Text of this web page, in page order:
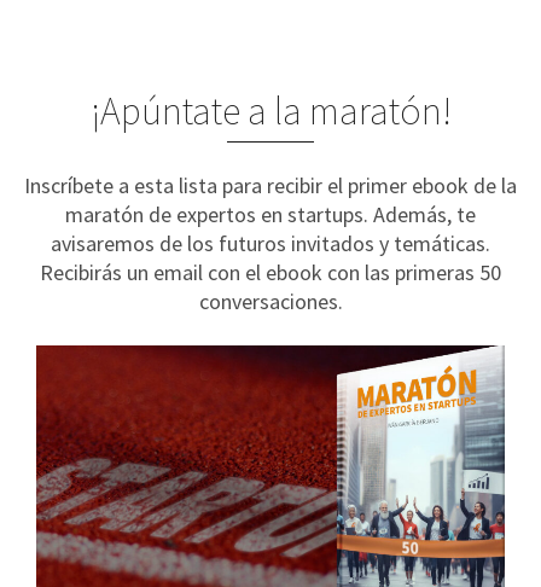
¡Apúntate a la maratón!
Inscríbete a esta lista para recibir el primer ebook de la
maratón de expertos en startups. Además, te
avisaremos de los futuros invitados y temáticas.
Recibirás un email con el ebook con las primeras 50
conversaciones.